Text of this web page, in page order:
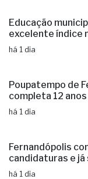
Educação
excelente índice
há 1 dia
Poupatempo de
completa 12
há 1 dia
Fernandópolis
candidaturas e já
há 1 dia